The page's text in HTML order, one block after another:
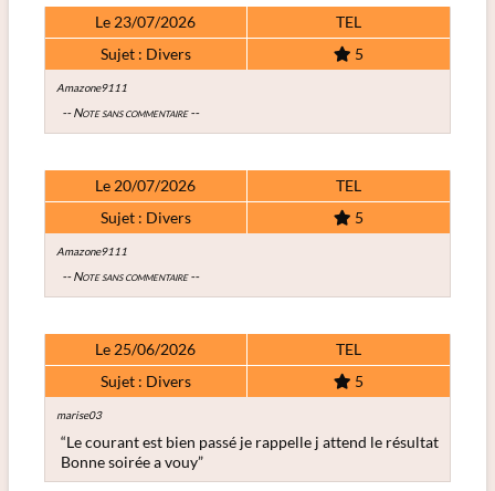
Le 23/07/2026
TEL
Sujet : Divers
5
Amazone9111
-- Note sans commentaire --
Le 20/07/2026
TEL
Sujet : Divers
5
Amazone9111
-- Note sans commentaire --
Le 25/06/2026
TEL
Sujet : Divers
5
marise03
“Le courant est bien passé je rappelle j attend le résultat
Bonne soirée a vouy”